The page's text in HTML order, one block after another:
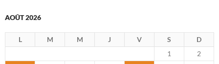
AOÛT 2026
L M M J V S
D
1
2